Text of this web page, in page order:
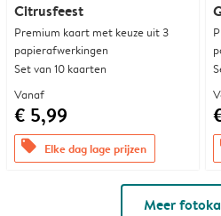
Citrusfeest
Premium kaart met keuze uit 3
papierafwerkingen
Set van 10 kaarten
Vanaf
€ 5,99
offers Elke dag lage prijzen
Meer